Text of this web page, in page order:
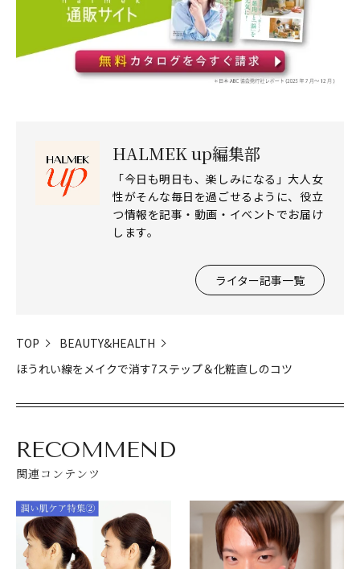
HALMEK up編集部
「今日も明日も、楽しみになる」大人女
性がそんな毎日を過ごせるように、役立
つ情報を記事・動画・イベントでお届け
します。
ライター記事一覧
TOP
BEAUTY&HEALTH
ほうれい線をメイクで消す7ステップ＆化粧直しのコツ
RECOMMEND
関連コンテンツ